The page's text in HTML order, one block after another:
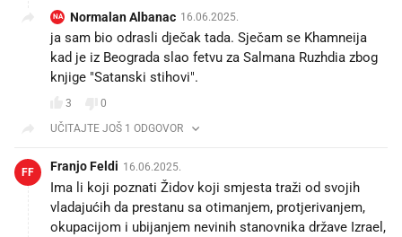
NA Normalan Albanac 16.06.2025.
ja sam bio odrasli dječak tada. Sječam se Khamneija
kad je iz Beograda slao fetvu za Salmana Ruzhdia zbog
knjige "Satanski stihovi".
3
0
UČITAJTE JOŠ 1 ODGOVOR
FF Franjo Feldi 16.06.2025.
Ima li koji poznati Židov koji smjesta traži od svojih
vladajućih da prestanu sa otimanjem, protjerivanjem,
okupacijom i ubijanjem nevinih stanovnika države Izrael,